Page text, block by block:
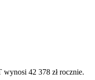
42 378 zł rocznie.